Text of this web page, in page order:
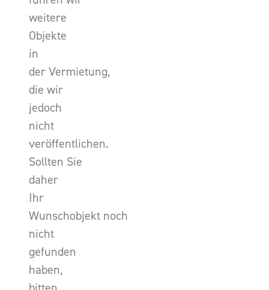
weitere
Objekte
in
der Vermietung,
die wir
jedoch
nicht
veröffentlichen.
Sollten Sie
daher
Ihr
Wunschobjekt noch
nicht
gefunden
haben,